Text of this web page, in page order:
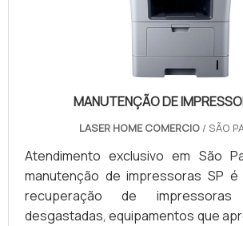
MANUTENÇÃO DE
LASER HOME COMERCIO/ SÃO
Atendimento exclusivo em São
manutenção de impressoras SP
recuperação de
desgastadas, equipamentos que